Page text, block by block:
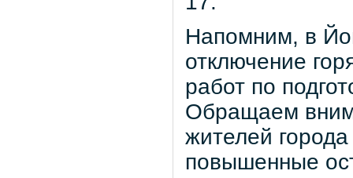
Напомним, в
отключение
работ по
Обращаем
жителей
повышенные